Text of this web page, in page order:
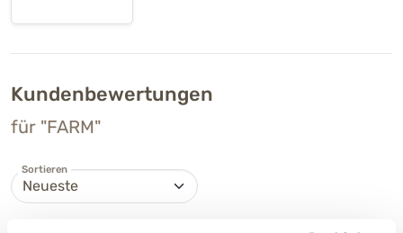
Kundenbewertungen
für "FARM"
Sortieren